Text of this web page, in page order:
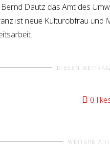
Dautz das Amt des
ist neue Kulturobfrau und
DIESEN
0
WEITERE